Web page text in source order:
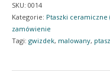
SKU: 0014
Kategorie: Ptaszki ceramiczne
zamówienie
Tagi: gwizdek, malowany,